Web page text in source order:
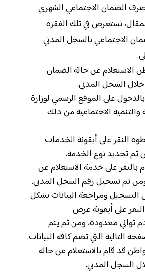
صرف الضمان الاجتماعي الشهري
نستعرض في تلك الفقرة
الاجتماعي بالسجل المدني
الاستعلام عن حالة الضمان
السجل المدني.
على الموقع الرسمي لوزارة
والتنمية الاجتماعية من ذلك
النقر على أيقونة الخدمات
ثم تحديد نوع الخدمة.
بالنقر على خدمة الاستعلام عن
ثم تسجيل رقم السجل المدني.
التسجيل ومراجعة البيانات بشكل
على أيقونة عرض.
ثواني معدودة، ومن ثم يتم
التالية التي تضم كافة البيانات.
قد قام بالاستعلام عن حالة
السجل المدني.